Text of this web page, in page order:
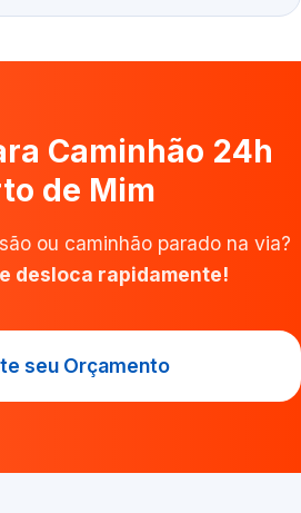
Caminhão 24h
de Mim
ou caminhão parado na via?
desloca rapidamente!
seu Orçamento